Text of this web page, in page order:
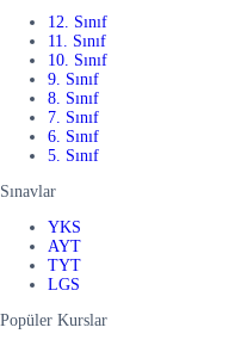
12. Sınıf
11. Sınıf
10. Sınıf
9. Sınıf
8. Sınıf
7. Sınıf
6. Sınıf
5. Sınıf
Sınavlar
YKS
AYT
TYT
LGS
Popüler Kurslar